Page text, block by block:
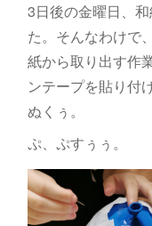
3日後の金曜日、
た。そんなわけで
紙から取り出す作
ンテープを貼り付
ぬくぅ。
ぷ、ぷすぅぅ。